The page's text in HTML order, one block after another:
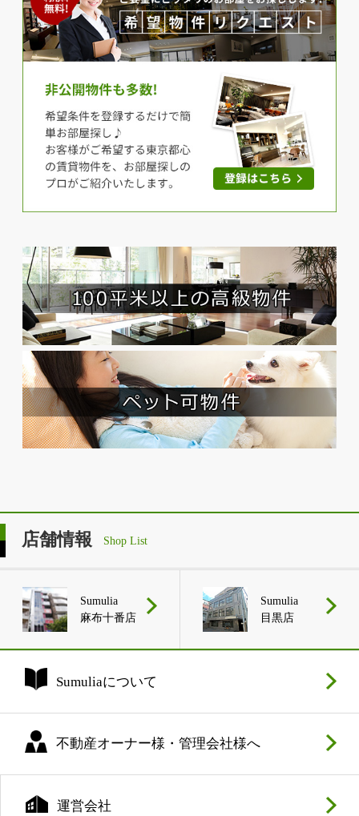
店舗情報 Shop List
Sumulia
麻布十番店
Sumulia
目黒店
Sumuliaについて
不動産オーナー様・管理会社様へ
運営会社